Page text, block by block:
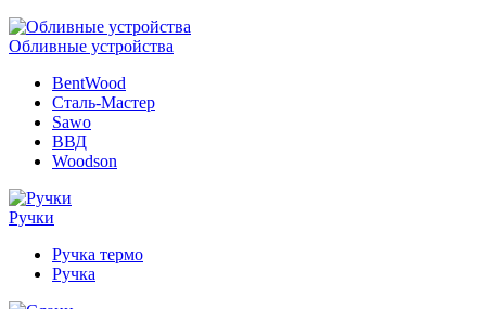
Обливные устройства
BentWood
Сталь-Мастер
Sawo
ВВД
Woodson
Ручки
Ручка термо
Ручка